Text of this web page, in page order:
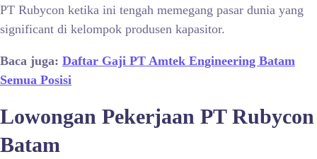
PT Rubycon ketika ini tengah memegang pasar dunia yang
significant di kelompok produsen kapasitor.
Baca juga: Daftar Gaji PT Amtek Engineering Batam
Semua Posisi
Lowongan Pekerjaan PT Rubycon
Batam